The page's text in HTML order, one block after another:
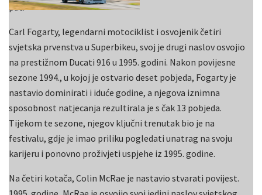
put.
Carl Fogarty, legendarni motociklist i osvojenik četiri
svjetska prvenstva u Superbikeu, svoj je drugi naslov osvojio
na prestižnom Ducati 916 u 1995. godini. Nakon povijesne
sezone 1994., u kojoj je ostvario deset pobjeda, Fogarty je
nastavio dominirati i iduće godine, a njegova iznimna
sposobnost natjecanja rezultirala je s čak 13 pobjeda.
Tijekom te sezone, njegov ključni trenutak bio je na
festivalu, gdje je imao priliku pogledati unatrag na svoju
karijeru i ponovno proživjeti uspjehe iz 1995. godine.
Na četiri kotača, Colin McRae je nastavio stvarati povijest.